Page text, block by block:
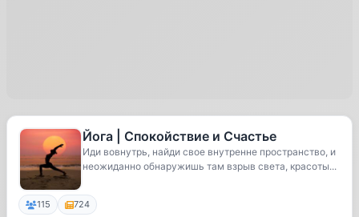
Йога | Спокойствие и Счастье
Иди вовнутрь, найди свое внутренне пространство, и
неожиданно обнаружишь там взрыв света, красоты...
115 724